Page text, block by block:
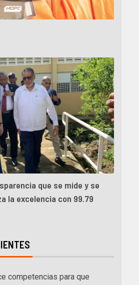
que se mide y se
la excelencia con 99.79
competencias para que